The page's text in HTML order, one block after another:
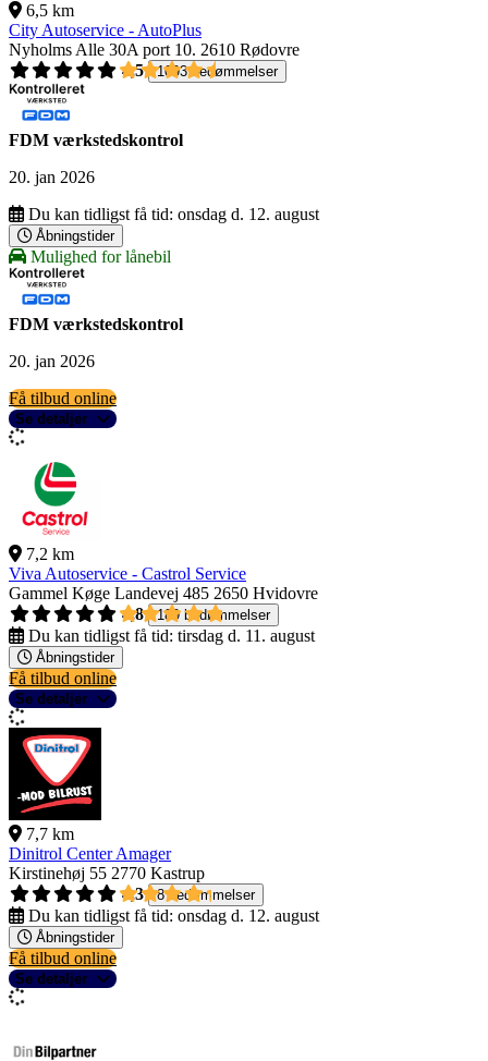
6,5 km
City Autoservice - AutoPlus
Nyholms Alle 30A port 10. 2610 Rødovre
4,5
1093 bedømmelser
FDM værkstedskontrol
20. jan 2026
Du kan tidligst få tid: onsdag d. 12. august
Åbningstider
Mulighed for lånebil
FDM værkstedskontrol
20. jan 2026
Få tilbud online
Se detaljer
7,2 km
Viva Autoservice - Castrol Service
Gammel Køge Landevej 485 2650 Hvidovre
4,8
189 bedømmelser
Du kan tidligst få tid: tirsdag d. 11. august
Åbningstider
Få tilbud online
Se detaljer
7,7 km
Dinitrol Center Amager
Kirstinehøj 55 2770 Kastrup
4,3
8 bedømmelser
Du kan tidligst få tid: onsdag d. 12. august
Åbningstider
Få tilbud online
Se detaljer